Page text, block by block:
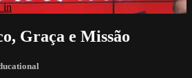
in
Graça e Missão